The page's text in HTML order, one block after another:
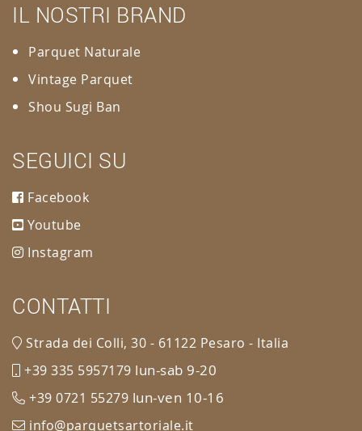
IL NOSTRI BRAND
Parquet Naturale
Vintage Parquet
Shou Sugi Ban
SEGUICI SU
Facebook
Youtube
Instagram
CONTATTI
Strada dei Colli, 30 - 61122 Pesaro - Italia
+39 335 5957179 lun-sab 9-20
+39 0721 55279 lun-ven 10-16
info@parquetsartoriale.it